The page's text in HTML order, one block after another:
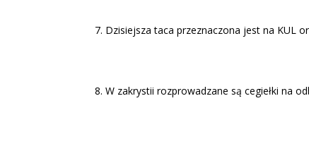
Dzisiejsza taca przeznaczona jest na KUL
W zakrystii rozprowadzane są cegiełki na